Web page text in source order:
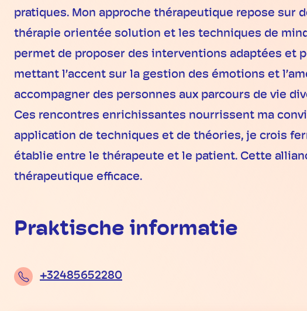
pratiques. Mon approche thérapeutique repose sur
thérapie orientée solution et les techniques de
permet de proposer des interventions adaptées et
mettant l’accent sur la gestion des émotions et
accompagner des personnes aux parcours de vie
Ces rencontres enrichissantes nourrissent ma
application de techniques et de théories, je crois
établie entre le thérapeute et le patient. Cette
thérapeutique efficace.
Praktische informatie
+32485652280